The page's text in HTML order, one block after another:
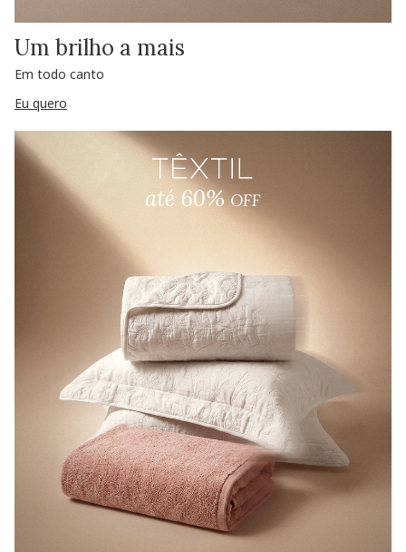
Um brilho a mais
Em todo canto
Eu quero